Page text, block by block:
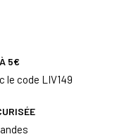
5€
le code LIV149